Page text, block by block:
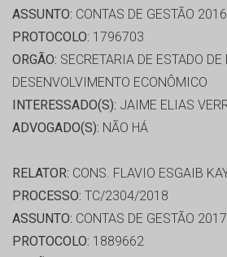
ASSUNTO: CONTAS DE GESTÃO 2016
PROTOCOLO: 1796703
ORGÃO: SECRETARIA DE ESTADO
DESENVOLVIMENTO ECONÔMICO
INTERESSADO(S): JAIME ELIAS
ADVOGADO(S): NÃO HÁ
RELATOR: CONS. FLAVIO ESGAIB
PROCESSO: TC/2304/2018
ASSUNTO: CONTAS DE GESTÃO 2017
PROTOCOLO: 1889662